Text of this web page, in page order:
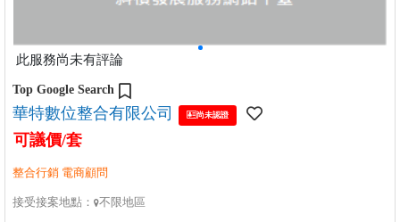
此服務尚未有評論
Top Google Search
華特數位整合有限公司 尚未認證
可議價/套
整合行銷 電商顧問
接受接案地點： 不限地區